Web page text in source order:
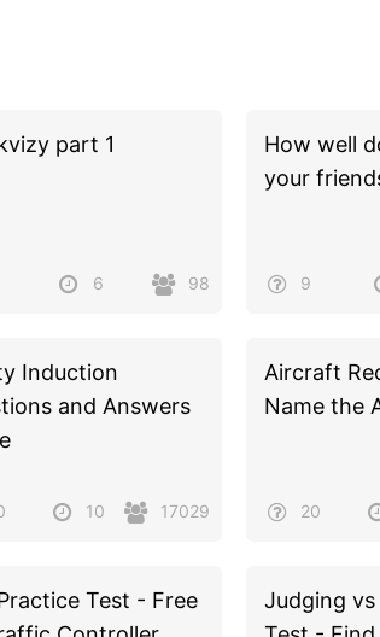
part 1
6 98
How well
your
9
Induction
and Answers
10 17029
Aircraft
Name the
20
Test - Free
Judging vs